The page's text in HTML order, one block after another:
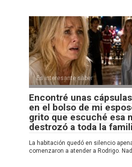
Es interesante saber
Encontré unas
en el bolso de mi
grito que escuché esa
destrozó a toda la
La habitación quedó en silencio
comenzaron a atender a Rodrigo.